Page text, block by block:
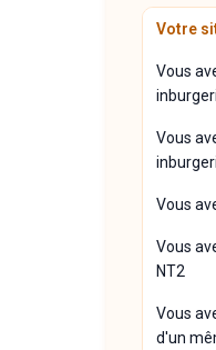
Votre
Vous
Vous
Vous
Vous
NT2
Vous
d'un